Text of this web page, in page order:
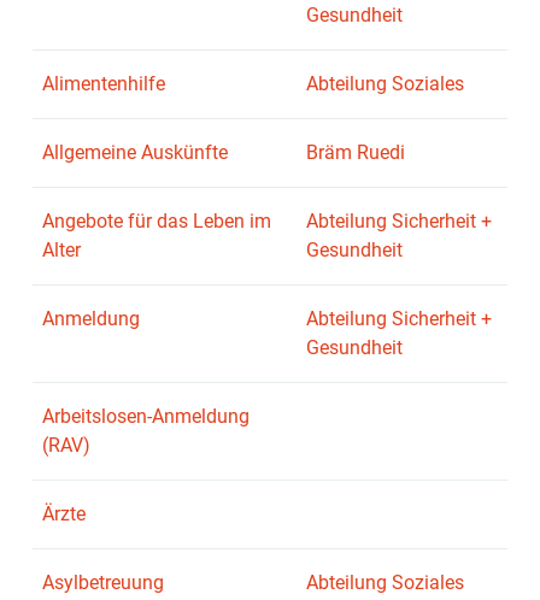
Gesundheit
Alimentenhilfe Abteilung Soziales
Allgemeine Auskünfte Bräm Ruedi
Angebote für das Leben im
Alter
Abteilung Sicherheit +
Gesundheit
Anmeldung
Abteilung Sicherheit +
Gesundheit
Arbeitslosen-Anmeldung
(RAV)
Ärzte
Asylbetreuung Abteilung Soziales